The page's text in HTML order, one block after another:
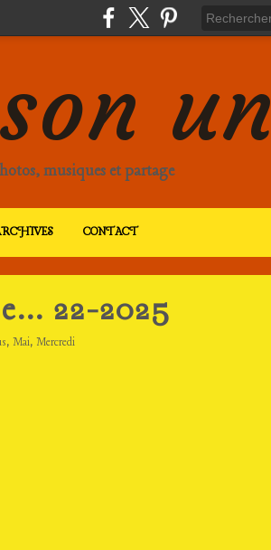
musiques et partage
CONTACT
22-2025
, Mai, Mercredi